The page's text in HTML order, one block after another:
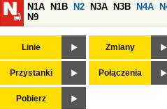
N1A
N1B N2 N3A N3B N4A
N9
Linie Zmiany
Przystanki Połączenia
Pobierz